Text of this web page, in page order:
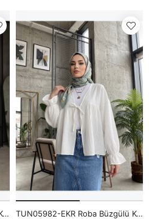
TUN05982-BEJ Roba Büzgülü Kol Lastik Tunik-Bej TUN05982-EKR Roba Büzgülü Kol Lastik Tunik-Ekru